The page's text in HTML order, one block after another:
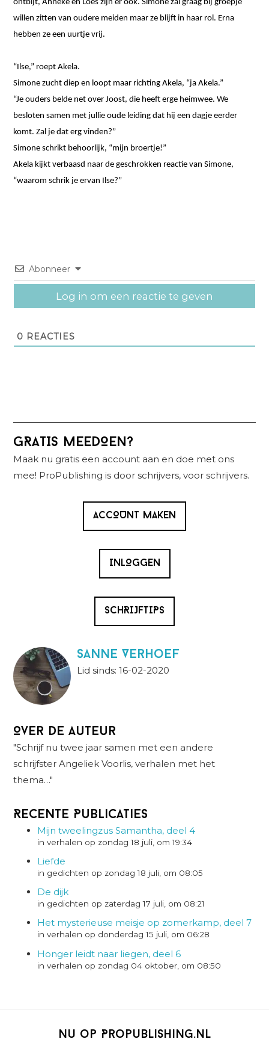
ontbijt, Anneke en Loes zijn er ook. Simone zal graag bij groepje
willen zitten van oudere meiden maar ze blijft in haar rol. Erna
hebben ze een uurtje vrij.
“Ilse,” roept Akela.
Simone zucht diep en loopt maar richting Akela, “ja Akela.”
“Je ouders belde net over Joost, die heeft erge heimwee. We
besloten samen met jullie oude leiding dat hij een dagje eerder
komt. Zal je dat erg vinden?”
Simone schrikt behoorlijk, “mijn broertje!”
Akela kijkt verbaasd naar de geschrokken reactie van Simone,
“waarom schrik je ervan Ilse?”
Abonneer
Log in om een reactie te geven
0 REACTIES
Primaire
Sidebar
GRATIS MEEDOEN?
Maak nu gratis een account aan en doe met ons
mee! ProPublishing is door schrijvers, voor schrijvers.
ACCOUNT MAKEN
INLOGGEN
SCHRIJFTIPS
Sanne Verhoef
Lid sinds: 16-02-2020
Over de auteur
"Schrijf nu twee jaar samen met een andere
schrijfster Angeliek Voorlis, verhalen met het
thema…"
Recente Publicaties
Mijn tweelingzus Samantha, deel 4
in verhalen op zondag 18 juli, om 19:34
Liefde
in gedichten op zondag 18 juli, om 08:05
De dijk
in gedichten op zaterdag 17 juli, om 08:21
Het mysterieuse meisje op zomerkamp, deel 7
in verhalen op donderdag 15 juli, om 06:28
Honger leidt naar liegen, deel 6
in verhalen op zondag 04 oktober, om 08:50
Nu op Propublishing.nl